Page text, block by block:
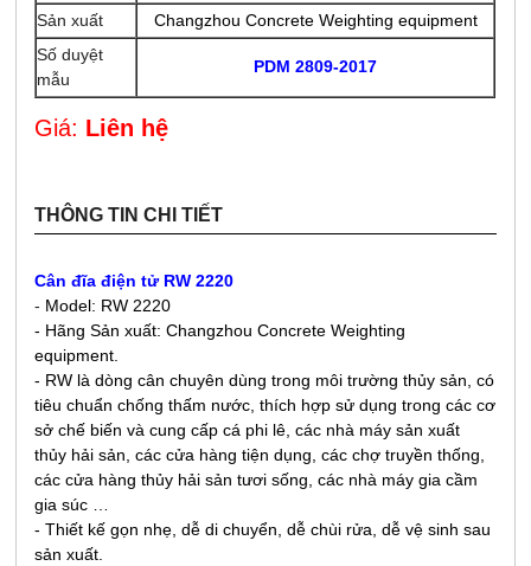
Sản xuất
Changzhou Concrete Weighting equipment
Số duyệt
mẫu
PDM 2809-2017
Giá: Liên hệ
THÔNG TIN CHI TIẾT
Cân đĩa điện tử RW 2220
- Model: RW 2220
- Hãng Sản xuất: Changzhou Concrete Weighting
equipment.
- RW là dòng cân chuyên dùng trong môi trường thủy sản, có
tiêu chuẩn chống thấm nước, thích hợp sử dụng trong các cơ
sở chế biến và cung cấp cá phi lê, các nhà máy sản xuất
thủy hải sản, các cửa hàng tiện dụng, các chợ truyền thống,
các cửa hàng thủy hải sản tươi sống, các nhà máy gia cầm
gia súc …
- Thiết kế gọn nhẹ, dễ di chuyển, dễ chùi rửa, dễ vệ sinh sau
sản xuất.